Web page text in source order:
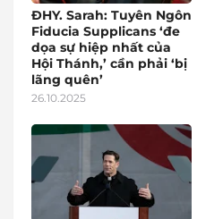
ĐHY. Sarah: Tuyên Ngôn
Fiducia Supplicans ‘đe
dọa sự hiệp nhất của
Hội Thánh,’ cần phải ‘bị
lãng quên’
26.10.2025